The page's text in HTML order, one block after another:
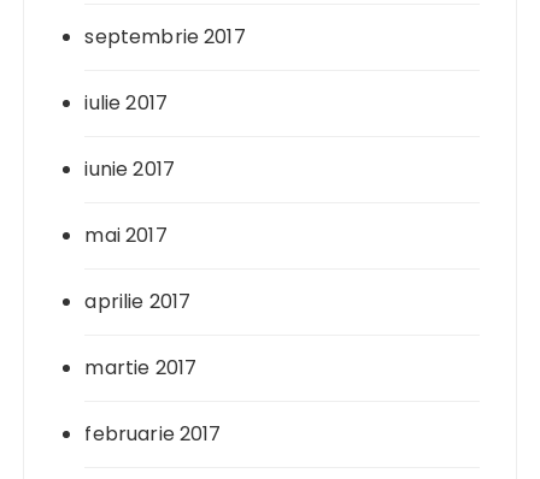
septembrie 2017
iulie 2017
iunie 2017
mai 2017
aprilie 2017
martie 2017
februarie 2017